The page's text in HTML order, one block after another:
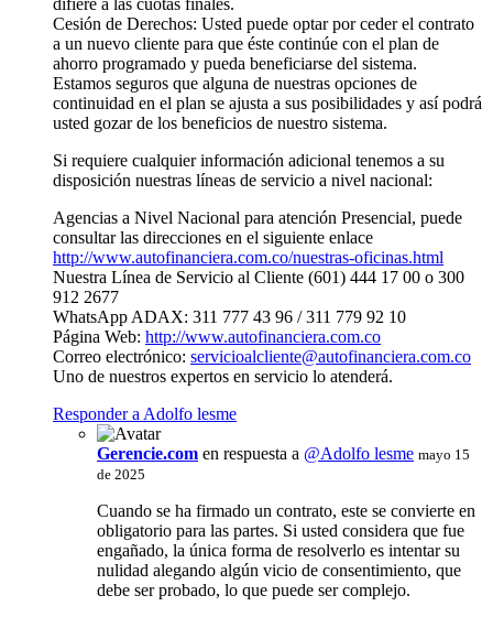
difiere a las cuotas finales.
Cesión de Derechos: Usted puede optar por ceder el contrato
a un nuevo cliente para que éste continúe con el plan de
ahorro programado y pueda beneficiarse del sistema.
Estamos seguros que alguna de nuestras opciones de
continuidad en el plan se ajusta a sus posibilidades y así podrá
usted gozar de los beneficios de nuestro sistema.
Si requiere cualquier información adicional tenemos a su
disposición nuestras líneas de servicio a nivel nacional:
Agencias a Nivel Nacional para atención Presencial, puede
consultar las direcciones en el siguiente enlace
http://www.autofinanciera.com.co/nuestras-oficinas.html
Nuestra Línea de Servicio al Cliente (601) 444 17 00 o 300
912 2677
WhatsApp ADAX: 311 777 43 96 / 311 779 92 10
Página Web: http://www.autofinanciera.com.co
Correo electrónico: servicioalcliente@autofinanciera.com.co
Uno de nuestros expertos en servicio lo atenderá.
Responder a Adolfo lesme
Gerencie.com en respuesta a @Adolfo lesme mayo 15
de 2025
Cuando se ha firmado un contrato, este se convierte en
obligatorio para las partes. Si usted considera que fue
engañado, la única forma de resolverlo es intentar su
nulidad alegando algún vicio de consentimiento, que
debe ser probado, lo que puede ser complejo.